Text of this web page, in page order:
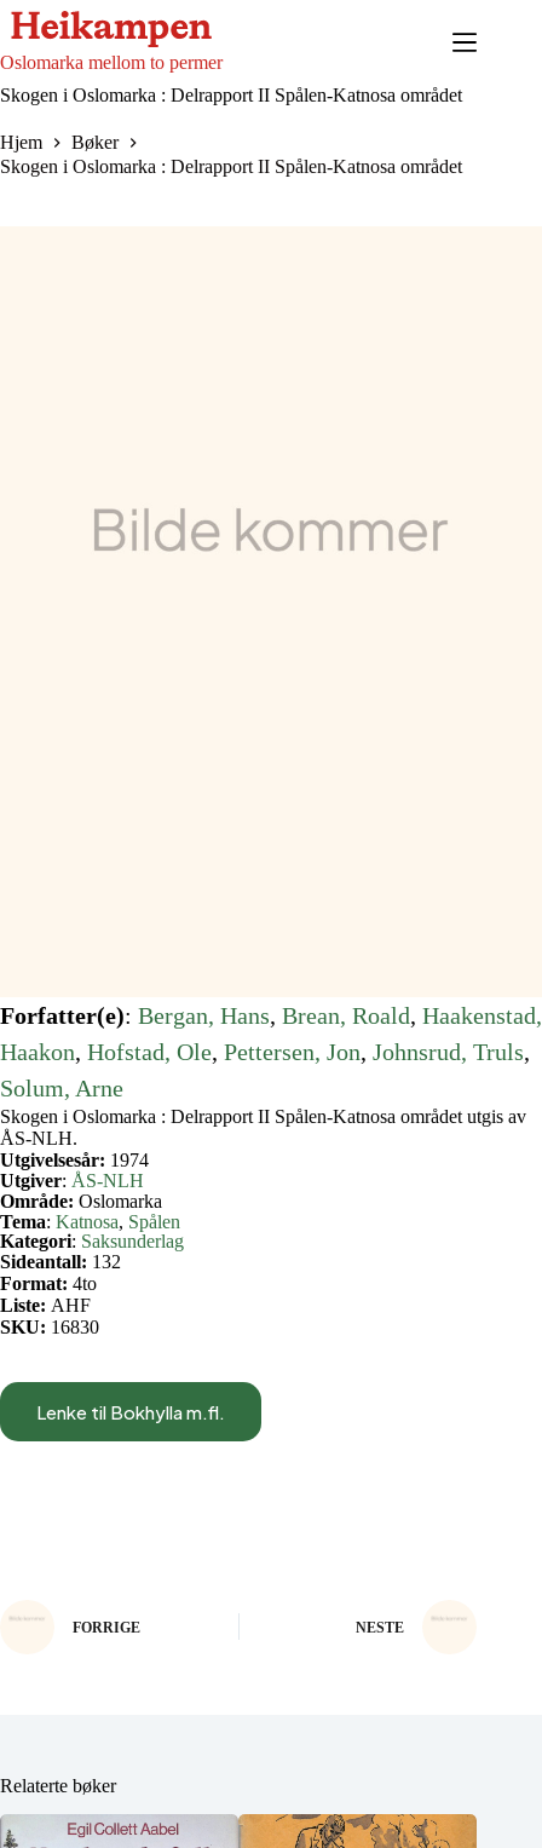
Hopp
til
innholdet
Oslomarka mellom to permer
Skogen i Oslomarka : Delrapport II Spålen-Katnosa området
Hjem
Bøker
Skogen i Oslomarka : Delrapport II Spålen-Katnosa området
Forfatter(e): Bergan, Hans, Brean, Roald, Haakenstad,
Haakon, Hofstad, Ole, Pettersen, Jon, Johnsrud, Truls
Solum, Arne
Skogen i Oslomarka : Delrapport II Spålen-Katnosa området utgis av
ÅS-NLH.
Utgivelsesår: 1974
Utgiver: ÅS-NLH
Område: Oslomarka
Tema: Katnosa, Spålen
Kategori: Saksunderlag
Sideantall: 132
Format: 4to
Liste: AHF
SKU: 16830
Lenke til Bokhylla m.fl.
FORRIGE NESTE
Relaterte bøker